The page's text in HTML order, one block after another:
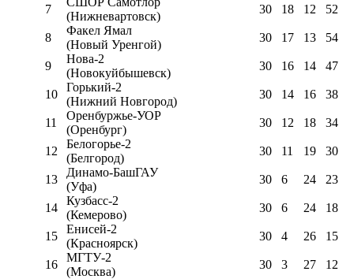
7
(Нижневартовск)
30 18 12 52
8
Факел Ямал
(Новый Уренгой)
30 17 13 54
9
Нова-2
(Новокуйбышевск)
30 16 14 47
10
Горький-2
(Нижний Новгород)
30 14 16 38
11
Оренбуржье-УОР
(Оренбург)
30 12 18 34
12
Белогорье-2
(Белгород)
30 11 19 30
13
Динамо-БашГАУ
(Уфа)
30 6 24 23
14
Кузбасс-2
(Кемерово)
30 6 24 18
15
Енисей-2
(Красноярск)
30 4 26 15
16
МГТУ-2
(Москва)
30 3 27 12